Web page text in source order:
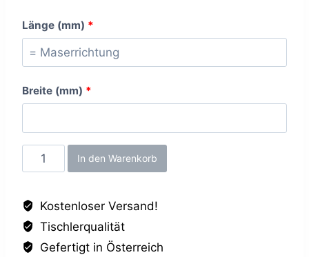
Länge (mm) *
Breite (mm) *
Sandgelb
ST9,
Menge
In den Warenkorb
Kostenloser Versand!
Tischlerqualität
Gefertigt in Österreich